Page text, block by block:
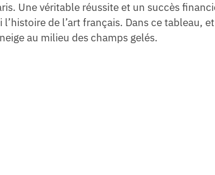
Une véritable réussite et un succès
de l’art français. Dans ce tableau,
au milieu des champs gelés.